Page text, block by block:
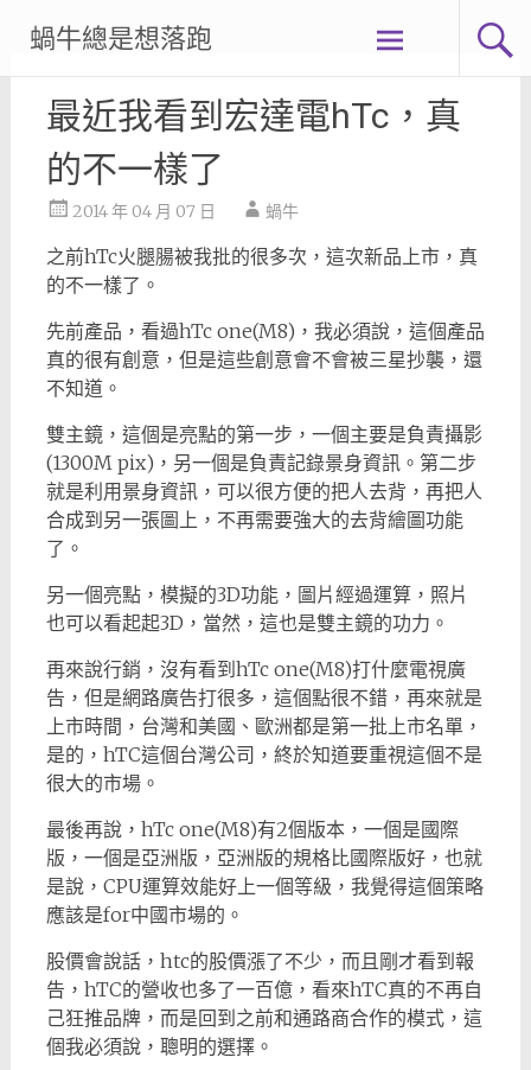
content
蝸牛總是想落跑
最近我看到宏達電hTc，真
的不一樣了
2014 年 04 月 07 日 蝸牛
之前hTc火腿腸被我批的很多次，這次新品上市，真
的不一樣了。
先前產品，看過hTc one(M8)，我必須說，這個產品
真的很有創意，但是這些創意會不會被三星抄襲，還
不知道。
雙主鏡，這個是亮點的第一步，一個主要是負責攝影
(1300M pix)，另一個是負責記錄景身資訊。第二步
就是利用景身資訊，可以很方便的把人去背，再把人
合成到另一張圖上，不再需要強大的去背繪圖功能
了。
另一個亮點，模擬的3D功能，圖片經過運算，照片
也可以看起起3D，當然，這也是雙主鏡的功力。
再來說行銷，沒有看到hTc one(M8)打什麼電視廣
告，但是網路廣告打很多，這個點很不錯，再來就是
上市時間，台灣和美國、歐洲都是第一批上市名單，
是的，hTC這個台灣公司，終於知道要重視這個不是
很大的市場。
最後再說，hTc one(M8)有2個版本，一個是國際
版，一個是亞洲版，亞洲版的規格比國際版好，也就
是說，CPU運算效能好上一個等級，我覺得這個策略
應該是for中國市場的。
股價會說話，htc的股價漲了不少，而且剛才看到報
告，hTC的營收也多了一百億，看來hTC真的不再自
己狂推品牌，而是回到之前和通路商合作的模式，這
個我必須說，聰明的選擇。